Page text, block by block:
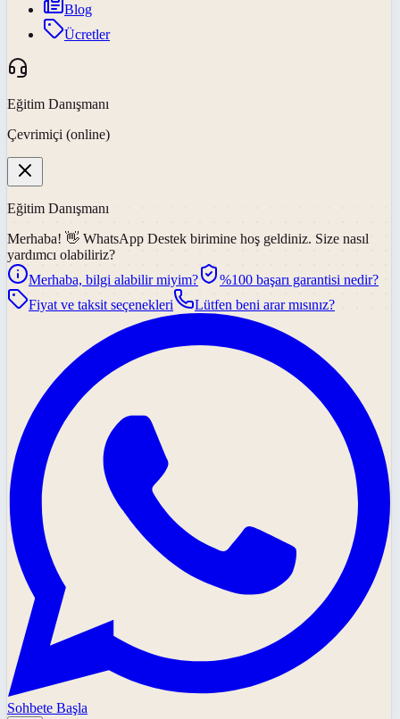
Blog
Ücretler
Eğitim Danışmanı
Çevrimiçi (online)
Eğitim Danışmanı
Merhaba! 👋 WhatsApp Destek birimine hoş geldiniz. Size nasıl
yardımcı olabiliriz?
Merhaba, bilgi alabilir miyim?
%100 başarı garantisi nedir?
Fiyat ve taksit seçenekleri
Lütfen beni arar mısınız?
Sohbete Başla